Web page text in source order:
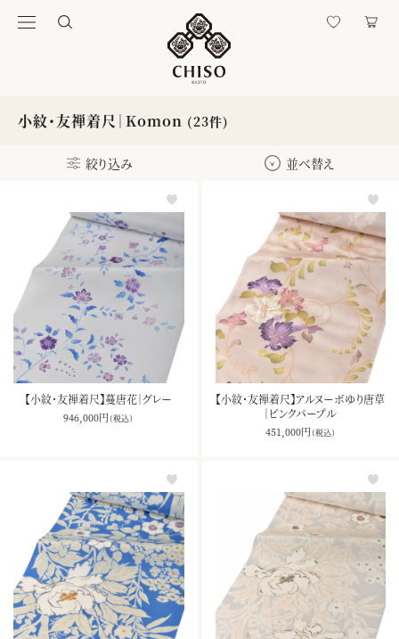
小紋・友禅着尺｜Komon (23件)
絞り込み 並べ替え
【小紋・友禅着尺】蔓唐花｜グレー
946,000円 （税込）
【小紋・友禅着尺】アルヌーボゆり唐草
｜ピンクパープル
451,000円 （税込）